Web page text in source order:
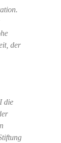
der
die